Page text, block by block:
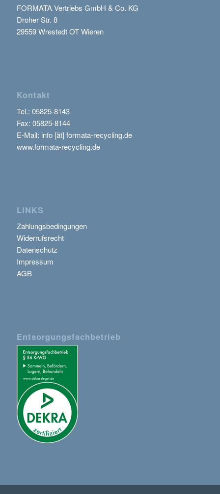
FORMATA Vertriebs GmbH & Co. KG
Droher Str. 8
29559 Wrestedt OT Wieren
Kontakt
Tel.: 05825-8143
Fax: 05825-8144
E-Mail: info [ät] formata-recycling.de
www.formata-recycling.de
LINKS
Zahlungsbedingungen
Widerrufsrecht
Datenschutz
Impressum
AGB
Entsorgungsfachbetrieb